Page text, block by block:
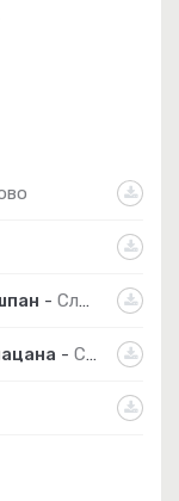
- Слово пацана
- Слово Чабана.